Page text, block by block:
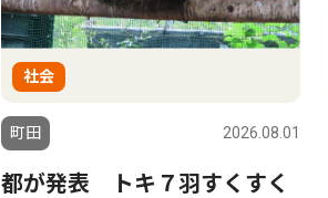
社会
町田 2026.08.01
都が発表 トキ７羽すくすく